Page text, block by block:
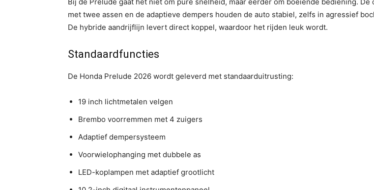
met twee assen en de adaptieve dempers houden de auto stabiel, zelfs in agressief
De hybride aandrijflijn levert direct koppel, waardoor het rijden leuk wordt.
Standaardfuncties
De Honda Prelude 2026 wordt geleverd met standaarduitrusting:
19 inch lichtmetalen velgen
Brembo voorremmen met 4 zuigers
Adaptief dempersysteem
Voorwielophanging met dubbele as
LED-koplampen met adaptief grootlicht